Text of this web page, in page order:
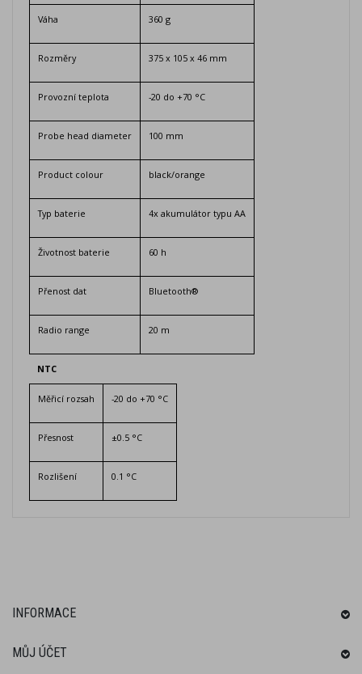
Váha 360 g
Rozměry 375 x 105 x 46 mm
Provozní teplota -20 do +70 °C
Probe head diameter 100 mm
Product colour black/orange
Typ baterie 4x akumulátor typu AA
Životnost baterie 60 h
Přenost dat Bluetooth®
Radio range 20 m
NTC
Měřicí rozsah -20 do +70 °C
Přesnost ±0.5 °C
Rozlišení 0.1 °C
INFORMACE
MŮJ ÚČET